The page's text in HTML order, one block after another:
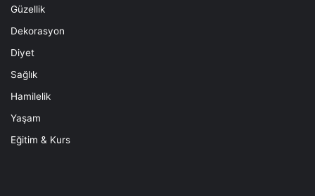
Güzellik
Dekorasyon
Diyet
Sağlık
Hamilelik
Yaşam
Eğitim & Kurs